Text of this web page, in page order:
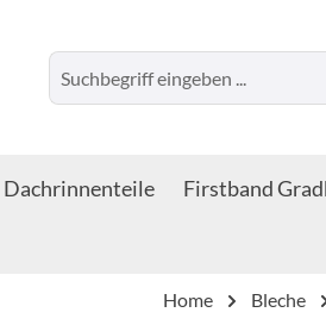
Dachrinnenteile Firstband
Home Bleche